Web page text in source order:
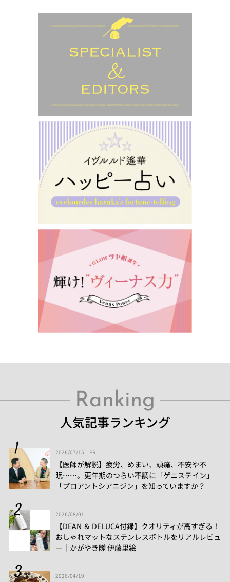
Ranking
人気記事ランキング
2026/07/15 PR
【医師が解説】疲労、めまい、頭痛、不安や不
眠……。更年期のつらい不調に「ゲニステイン」
「プロアントシアニジン」を知っていますか？
2026/08/01
【DEAN ＆ DELUCA付録】クオリティが高すぎる！
おしゃれマットなステンレスボトルをリアルレビュ
ー│かがやき隊 伊藤里絵
2026/04/19